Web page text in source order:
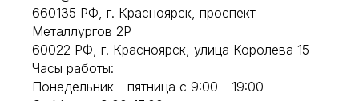
660135 РФ, г. Красноярск, проспект
Металлургов 2Р
60022 РФ, г. Красноярск, улица Королева 15
Часы работы:
Понедельник - пятница с 9:00 - 19:00